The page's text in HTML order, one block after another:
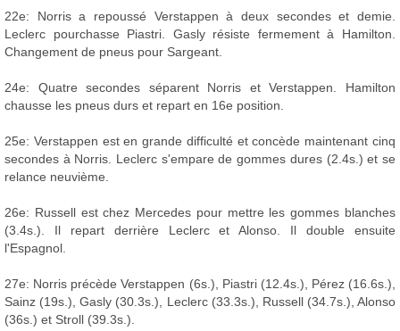
22e: Norris a repoussé Verstappen à deux secondes et demie.
Leclerc pourchasse Piastri. Gasly résiste fermement à Hamilton.
Changement de pneus pour Sargeant.
24e: Quatre secondes séparent Norris et Verstappen. Hamilton
chausse les pneus durs et repart en 16e position.
25e: Verstappen est en grande difficulté et concède maintenant cinq
secondes à Norris. Leclerc s'empare de gommes dures (2.4s.) et se
relance neuvième.
26e: Russell est chez Mercedes pour mettre les gommes blanches
(3.4s.). Il repart derrière Leclerc et Alonso. Il double ensuite
l'Espagnol.
27e: Norris précède Verstappen (6s.), Piastri (12.4s.), Pérez (16.6s.),
Sainz (19s.), Gasly (30.3s.), Leclerc (33.3s.), Russell (34.7s.), Alonso
(36s.) et Stroll (39.3s.).